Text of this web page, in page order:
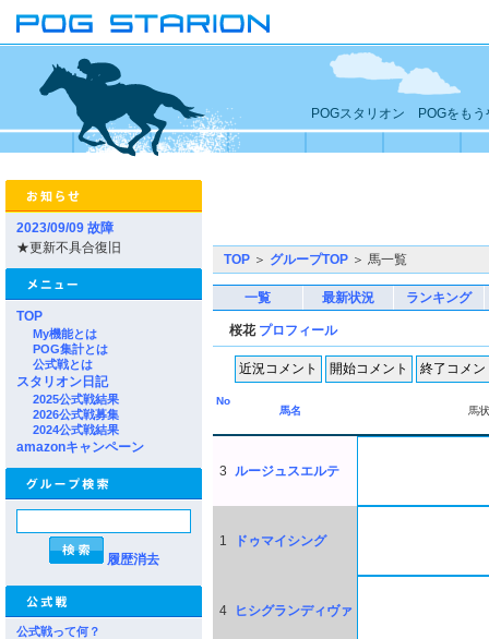
POGスタリオン POGをもう
2023/09/09 故障
★更新不具合復旧
TOP
My機能とは
POG集計とは
公式戦とは
スタリオン日記
2025公式戦結果
2026公式戦募集
2024公式戦結果
amazonキャンペーン
履歴消去
公式戦って何？
TOP ＞ グループTOP ＞ 馬一覧
一覧 最新状況 ランキング
桜花 プロフィール
No
馬名
馬
3 ルージュスエルテ
1 ドゥマイシング
4 ヒシグランディヴァ